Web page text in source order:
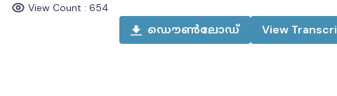
View Count : 654
ഡൌൺലോഡ് View